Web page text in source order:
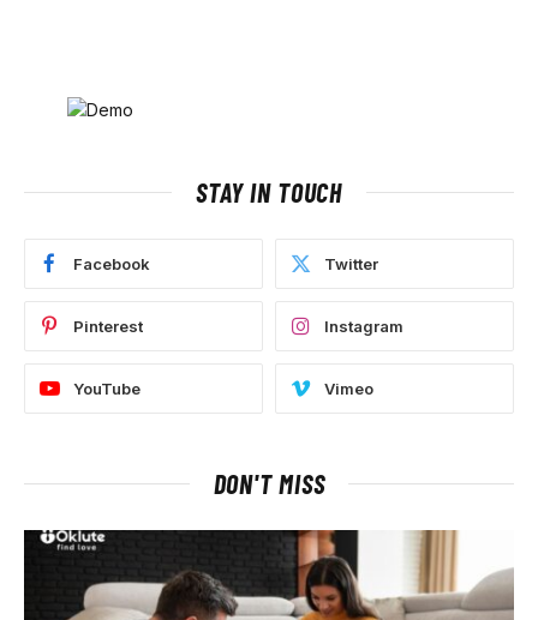
STAY IN TOUCH
Facebook Twitter
Pinterest Instagram
YouTube Vimeo
DON'T MISS